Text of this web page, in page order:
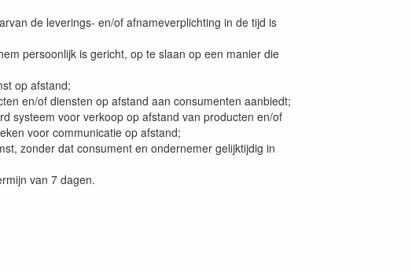
de leverings- en/of afnameverplichting in de tijd is
persoonlijk is gericht, op te slaan op een manier die
op afstand;
en/of diensten op afstand aan consumenten aanbiedt;
systeem voor verkoop op afstand van producten en/of
voor communicatie op afstand;
zonder dat consument en ondernemer gelijktijdig in
van 7 dagen.